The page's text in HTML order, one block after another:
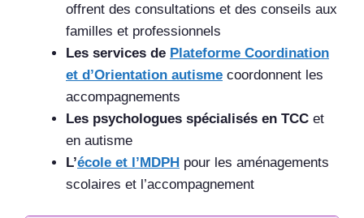
offrent des consultations et des conseils aux
familles et professionnels
Les services de Plateforme Coordination
et d’Orientation autisme coordonnent les
accompagnements
Les psychologues spécialisés en TCC et
en autisme
L’école et l’MDPH pour les aménagements
scolaires et l’accompagnement